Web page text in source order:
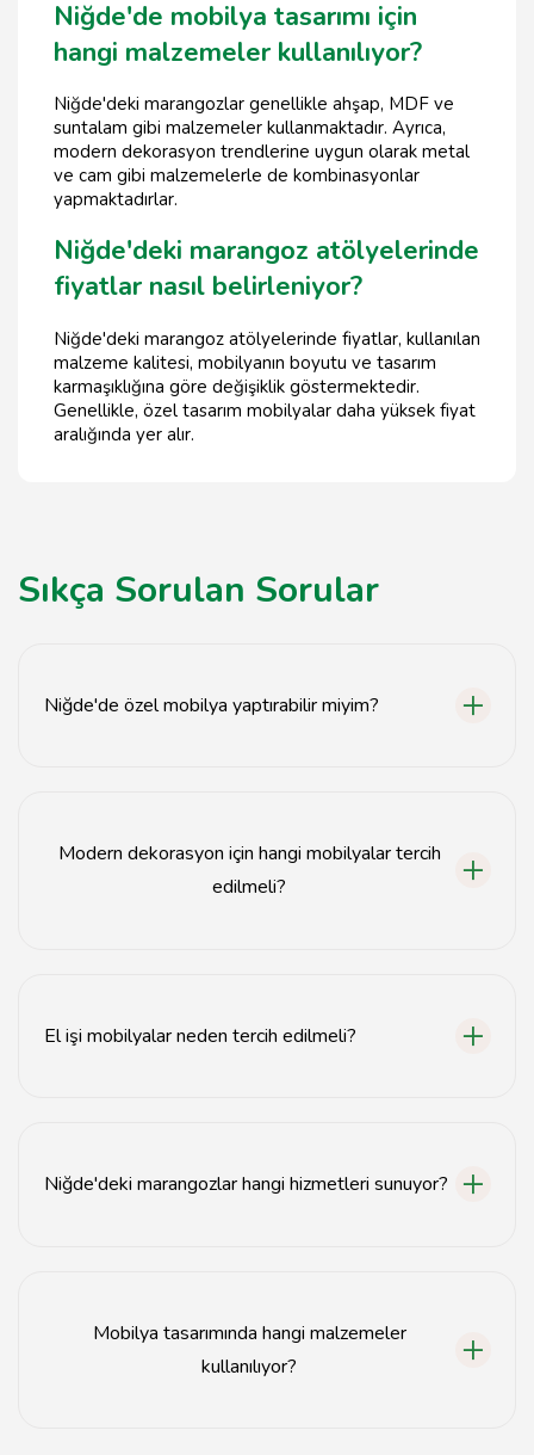
Niğde'de mobilya tasarımı için
hangi malzemeler kullanılıyor?
Niğde'deki marangozlar genellikle ahşap, MDF ve
suntalam gibi malzemeler kullanmaktadır. Ayrıca,
modern dekorasyon trendlerine uygun olarak metal
ve cam gibi malzemelerle de kombinasyonlar
yapmaktadırlar.
Niğde'deki marangoz atölyelerinde
fiyatlar nasıl belirleniyor?
Niğde'deki marangoz atölyelerinde fiyatlar, kullanılan
malzeme kalitesi, mobilyanın boyutu ve tasarım
karmaşıklığına göre değişiklik göstermektedir.
Genellikle, özel tasarım mobilyalar daha yüksek fiyat
aralığında yer alır.
Sıkça Sorulan Sorular
Niğde'de özel mobilya yaptırabilir miyim?
Modern dekorasyon için hangi mobilyalar tercih
edilmeli?
El işi mobilyalar neden tercih edilmeli?
Niğde'deki marangozlar hangi hizmetleri sunuyor?
Mobilya tasarımında hangi malzemeler
kullanılıyor?